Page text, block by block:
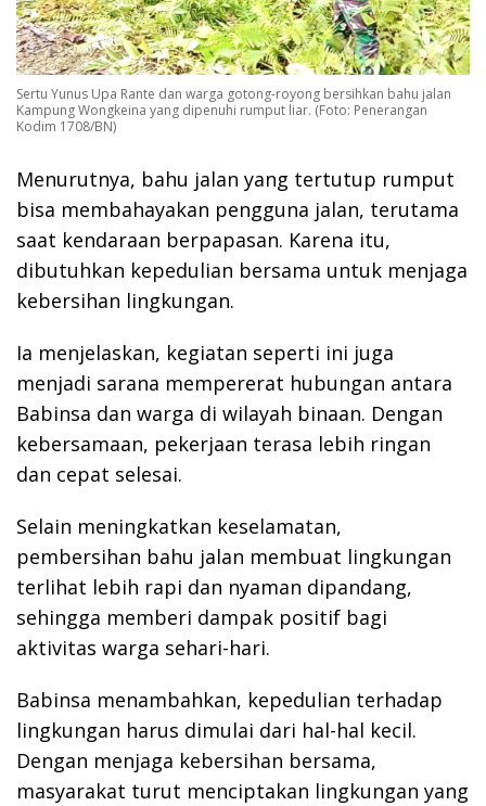
Sertu Yunus Upa Rante dan warga gotong-royong bersihkan bahu jalan
Kampung Wongkeina yang dipenuhi rumput liar. (Foto: Penerangan
Kodim 1708/BN)
Menurutnya, bahu jalan yang tertutup rumput
bisa membahayakan pengguna jalan, terutama
saat kendaraan berpapasan. Karena itu,
dibutuhkan kepedulian bersama untuk menjaga
kebersihan lingkungan.
Ia menjelaskan, kegiatan seperti ini juga
menjadi sarana mempererat hubungan antara
Babinsa dan warga di wilayah binaan. Dengan
kebersamaan, pekerjaan terasa lebih ringan
dan cepat selesai.
Selain meningkatkan keselamatan,
pembersihan bahu jalan membuat lingkungan
terlihat lebih rapi dan nyaman dipandang,
sehingga memberi dampak positif bagi
aktivitas warga sehari-hari.
Babinsa menambahkan, kepedulian terhadap
lingkungan harus dimulai dari hal-hal kecil.
Dengan menjaga kebersihan bersama,
masyarakat turut menciptakan lingkungan yang